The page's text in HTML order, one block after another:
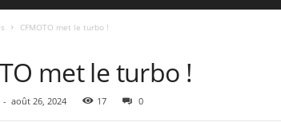
CFMOTO met le turbo !
met le turbo !
- août 26, 2024 17 0